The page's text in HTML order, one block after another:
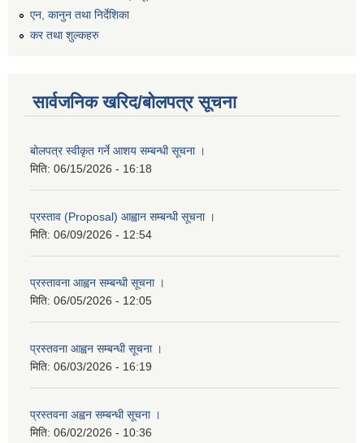
एन, कानुन तथा निर्देशिका
कर तथा शुल्कहरु
सार्वजनिक खरिद/बोलपत्र सूचना
बोलपत्र स्वीकृत गर्ने आशय सम्बन्धी सूचना ।
मिति: 06/15/2026 - 16:18
प्रस्ताव (Proposal) आह्वान सम्बन्धी सूचना ।
मिति: 06/09/2026 - 12:54
प्रस्तावना आह्वन सम्बन्धी सूचना ।
मिति: 06/05/2026 - 12:05
प्रस्तवना आह्वन सम्बन्धी सूचना ।
मिति: 06/03/2026 - 16:19
प्रस्तवना अह्वन सम्बन्धी सूचना ।
मिति: 06/02/2026 - 10:36